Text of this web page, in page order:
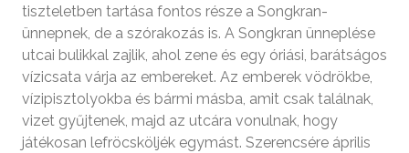
tiszteletben tartása fontos része a Songkran-
ünnepnek, de a szórakozás is. A Songkran ünneplése
utcai bulikkal zajlik, ahol zene és egy óriási, barátságos
vízicsata várja az embereket. Az emberek vödrökbe,
vízipisztolyokba és bármi másba, amit csak találnak,
vizet gyűjtenek, majd az utcára vonulnak, hogy
játékosan lefröcsköljék egymást. Szerencsére április